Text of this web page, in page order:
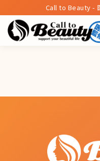
Call to Beauty -